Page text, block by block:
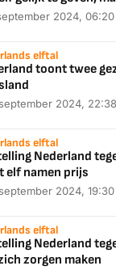
2024, 06:20
elftal
toont twee
2024, 22:38
elftal
Nederland
elf namen prijs
2024, 19:30
elftal
Nederland
zorgen maken